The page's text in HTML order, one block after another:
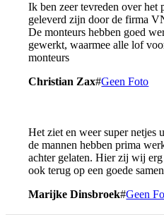
Ik ben zeer tevreden over het
geleverd zijn door de firma
De monteurs hebben goed
gewerkt, waarmee alle lof
monteurs
Christian Zax#Geen Foto
Het ziet en weer super netjes
de mannen hebben prima
achter gelaten. Hier zij wij
ook terug op een goede
Marijke Dinsbroek#Geen